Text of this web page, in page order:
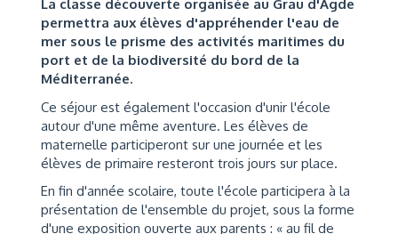
La classe découverte organisée au Grau d'Agde
permettra aux élèves d'appréhender l'eau de
mer sous le prisme des activités maritimes du
port et de la biodiversité du bord de la
Méditerranée.
Ce séjour est également l'occasion d'unir l'école
autour d'une même aventure. Les élèves de
maternelle participeront sur une journée et les
élèves de primaire resteront trois jours sur place.
En fin d'année scolaire, toute l'école participera à la
présentation de l'ensemble du projet, sous la forme
d'une exposition ouverte aux parents : « au fil de